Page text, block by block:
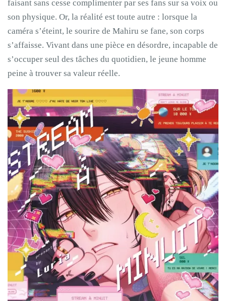
faisant sans cesse complimenter par ses fans sur sa voix ou
son physique. Or, la réalité est toute autre : lorsque la
caméra s’éteint, le sourire de Mahiru se fane, son corps
s’affaisse. Vivant dans une pièce en désordre, incapable de
s’occuper seul des tâches du quotidien, le jeune homme
peine à trouver sa valeur réelle.